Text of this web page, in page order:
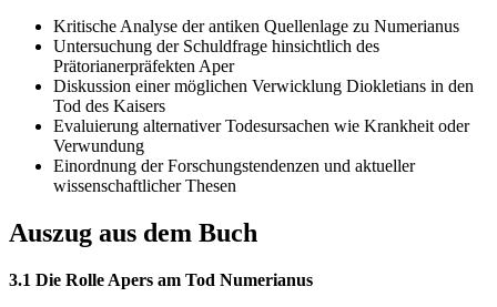
Kritische Analyse der antiken Quellenlage zu Numerianus
Untersuchung der Schuldfrage hinsichtlich des
Prätorianerpräfekten Aper
Diskussion einer möglichen Verwicklung Diokletians in den
Tod des Kaisers
Evaluierung alternativer Todesursachen wie Krankheit oder
Verwundung
Einordnung der Forschungstendenzen und aktueller
wissenschaftlicher Thesen
Auszug aus dem Buch
3.1 Die Rolle Apers am Tod Numerianus